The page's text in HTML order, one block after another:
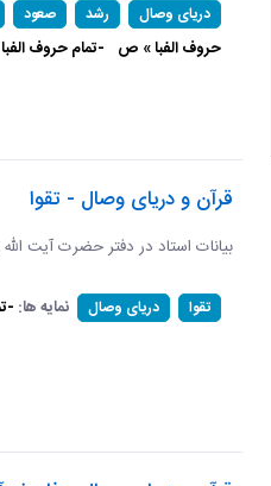
دریای وصال رشد صعود
حروف الفبا » ص -تمام حروف الفبا
قرآن و دریای وصال - تقوا
بیانات استاد در دفتر حضرت آیت الله
تقوا دریای وصال نمایه ها: -